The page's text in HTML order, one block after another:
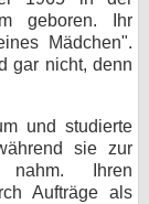
geboren. Ihr
Mädchen".
gar nicht, denn
und studierte
sie zur
nahm. Ihren
Aufträge als